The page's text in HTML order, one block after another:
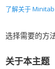
了解关于
选择需要的方
关于本主题